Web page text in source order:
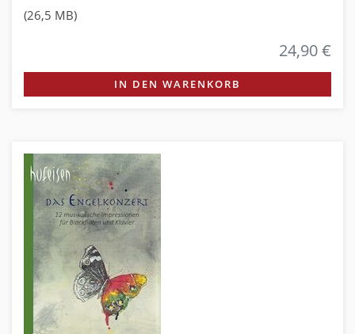
(26,5 MB)
24,90 €
IN DEN WARENKORB